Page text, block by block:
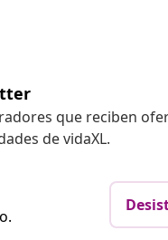
que reciben
de vidaXL.